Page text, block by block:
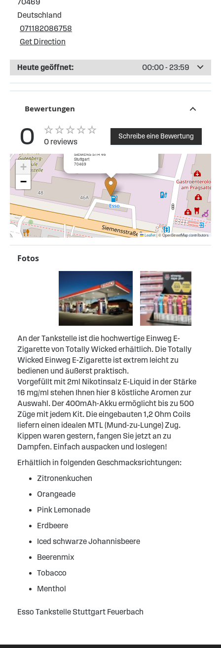
70469
Deutschland
071182086758
Get Direction
Heute geöffnet: 00:00 - 23:59
Bewertungen
0 0 reviews
Schreibe eine Bewertung
SIEMENS STR 46
Stuttgart
70469
×
+
−
Leaflet|© OpenStreetMap contributors
Fotos
An der Tankstelle ist die hochwertige Einweg E-
Zigarette von Totally Wicked erhältlich. Die Totally
Wicked Einweg E-Zigarette ist extrem leicht zu
bedienen und äußerst praktisch.
Vorgefüllt mit 2ml Nikotinsalz E-Liquid in der Stärke
16 mg/ml stehen Ihnen hier 8 köstliche Aromen zur
Auswahl. Der 400mAh-Akku ermöglicht bis zu 500
Züge mit jedem Kit. Die eingebauten 1,2 Ohm Coils
liefern einen idealen MTL (Mund-zu-Lunge) Zug.
Kippen waren gestern, fangen Sie jetzt an zu
Dampfen. Einfach auspacken und loslegen!
Erhältlich in folgenden Geschmacksrichtungen:
Zitronenkuchen
Orangeade
Pink Lemonade
Erdbeere
Iced schwarze Johannisbeere
Beerenmix
Tobacco
Menthol
Esso Tankstelle Stuttgart Feuerbach